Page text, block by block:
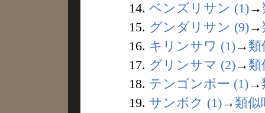
14. ベンズリサン (1)→
15. グンダリサン (9)→
16. キリンサワ (1)→ 類
17. グリンサマ (2)→ 類
18. テンゴンボー (1)→
19. サンボク (1)→ 類似